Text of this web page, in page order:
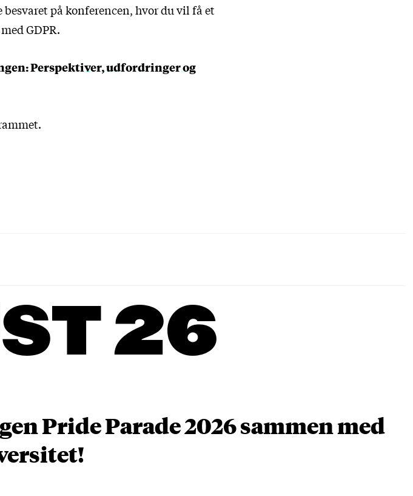
på konferencen, hvor du vil få et
GDPR.
Perspektiver, udfordringer og
26
Pride Parade 2026 sammen med